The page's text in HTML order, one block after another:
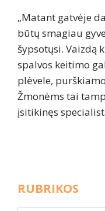
RUBRIKOS
„Matant gatvėje
būtų smagiau
šypsotųsi. Vaizdą
spalvos keitimo
plėvele,
Žmonėms tai
įsitikinęs